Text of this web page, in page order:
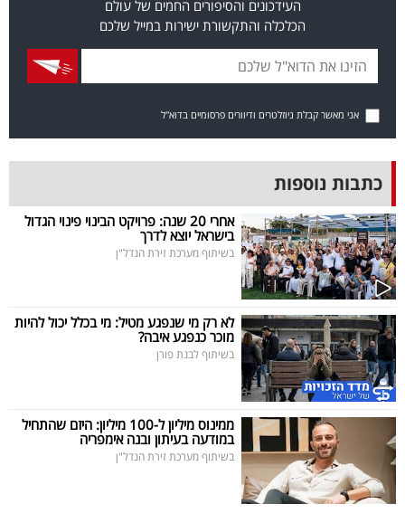
שיתופי
פעולה
דרושים
ניוזלטרים
מייל
אדום
פרסמו
באייס
עקבו
העידכונים והסיפורים החמים של עולם
הכלכלה והתקשורת ישירות במייל שלכם
אני מאשר קבלת ניוזלטרים ודיוורים פרסומיים בדוא"ל
כתבות נוספות
אחרי 20 שנה: פרויקט הבינוי פינוי הגדול
בישראל יוצא לדרך
בשיתוף מערכת זירת הנדל"ן
לא רק מי שנפגע מטיל: מי בכלל יכול להיות
מוכר כנפגע איבה?
בשיתוף לבנת פורן
ממינוס מיליון ל-100 מיליון: היזם שהתחיל
במודעה בעיתון ובנה אימפריה
בשיתוף מערכת זירת הנדל"ן